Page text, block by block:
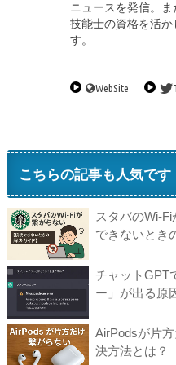
ニュースを発信。
技能士の資格を活
す。
WebSite
こちらの記事も人気です
スタバのWi-
できないとき
チャットGPT
ー」が出る原
AirPodsが片
決方法とは？